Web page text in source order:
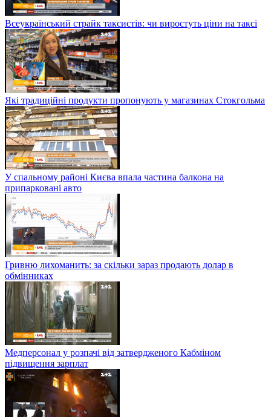
Всеукраїнський страйк таксистів: чи виростуть ціни на таксі
Які традиційні продукти пропонують у магазинах Стокгольма
У спальному районі Києва впала частина балкона на
припарковані авто
Гривню лихоманить: за скільки зараз продають долар в
обмінниках
Медперсонал у розпачі від затвердженого Кабміном
підвищення зарплат